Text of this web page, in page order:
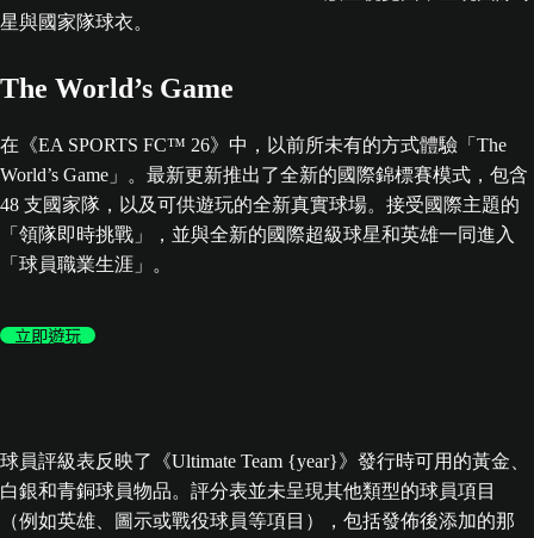
The World’s Game
在《EA SPORTS FC™ 26》中，以前所未有的方式體驗「The
World’s Game」。最新更新推出了全新的國際錦標賽模式，包含
48 支國家隊，以及可供遊玩的全新真實球場。接受國際主題的
「領隊即時挑戰」，並與全新的國際超級球星和英雄一同進入
「球員職業生涯」。
立即遊玩
球員評級表反映了《Ultimate Team {year}》發行時可用的黃金、
白銀和青銅球員物品。評分表並未呈現其他類型的球員項目
（例如英雄、圖示或戰役球員等項目），包括發佈後添加的那